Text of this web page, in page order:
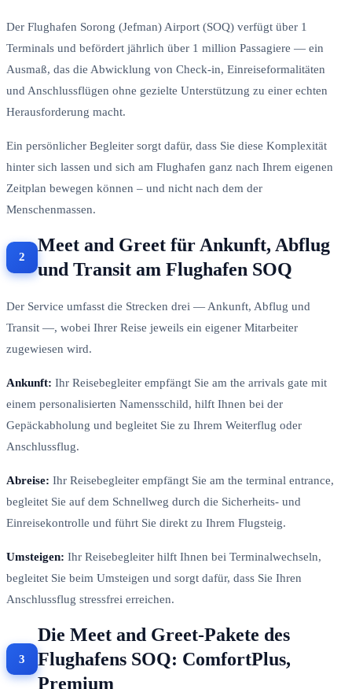
Der Flughafen Sorong (Jefman) Airport (SOQ) verfügt über 1
Terminals und befördert jährlich über 1 million Passagiere — ein
Ausmaß, das die Abwicklung von Check-in, Einreiseformalitäten
und Anschlussflügen ohne gezielte Unterstützung zu einer echten
Herausforderung macht.
Ein persönlicher Begleiter sorgt dafür, dass Sie diese Komplexität
hinter sich lassen und sich am Flughafen ganz nach Ihrem eigenen
Zeitplan bewegen können – und nicht nach dem der
Menschenmassen.
Meet and Greet für Ankunft, Abflug
und Transit am Flughafen SOQ
Der Service umfasst die Strecken drei — Ankunft, Abflug und
Transit —, wobei Ihrer Reise jeweils ein eigener Mitarbeiter
zugewiesen wird.
Ankunft: Ihr Reisebegleiter empfängt Sie am the arrivals gate mit
einem personalisierten Namensschild, hilft Ihnen bei der
Gepäckabholung und begleitet Sie zu Ihrem Weiterflug oder
Anschlussflug.
Abreise: Ihr Reisebegleiter empfängt Sie am the terminal entrance,
begleitet Sie auf dem Schnellweg durch die Sicherheits- und
Einreisekontrolle und führt Sie direkt zu Ihrem Flugsteig.
Umsteigen: Ihr Reisebegleiter hilft Ihnen bei Terminalwechseln,
begleitet Sie beim Umsteigen und sorgt dafür, dass Sie Ihren
Anschlussflug stressfrei erreichen.
Die Meet and Greet-Pakete des
Flughafens SOQ: ComfortPlus,
Premium